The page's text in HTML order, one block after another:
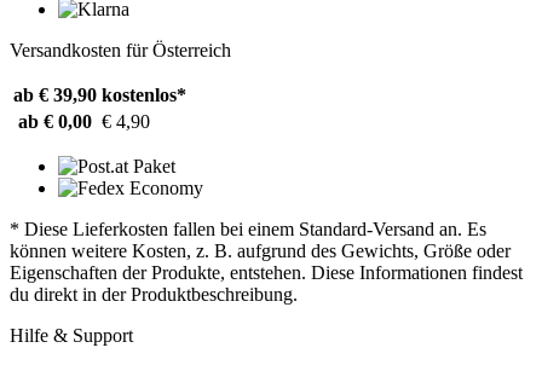
Versandkosten für Österreich
ab € 39,90 kostenlos*
ab € 0,00 € 4,90
* Diese Lieferkosten fallen bei einem Standard-Versand an. Es
können weitere Kosten, z. B. aufgrund des Gewichts, Größe oder
Eigenschaften der Produkte, entstehen. Diese Informationen findest
du direkt in der Produktbeschreibung.
Hilfe & Support